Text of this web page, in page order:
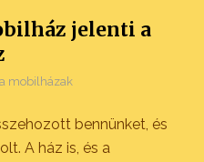
jelenti a
mobilházak
bennünket, és
A ház is, és a